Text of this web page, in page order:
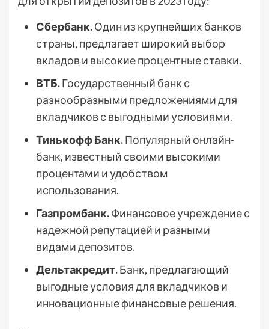
Сбербанк.Один из крупнейших банков
страны, предлагает широкий выбор
вкладов и высокие процентные ставки.
ВТБ.Государственный банк с
разнообразными предложениями для
вкладчиков с выгодными условиями.
Тинькофф Банк.Популярный онлайн-
банк, известный своими высокими
процентами и удобством
использования.
Газпромбанк.Финансовое учреждение с
надежной репутацией и разными
видами депозитов.
Дельтакредит.Банк, предлагающий
выгодные условия для вкладчиков и
инновационные финансовые решения.